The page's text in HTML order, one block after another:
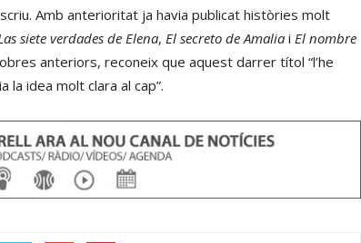
avall
Amb anterioritat ja havia publicat històries molt
siete verdades de Elena, El secreto de Amalia i El nombre
anteriors, reconeix que aquest darrer títol “l’he
idea molt clara al cap”.